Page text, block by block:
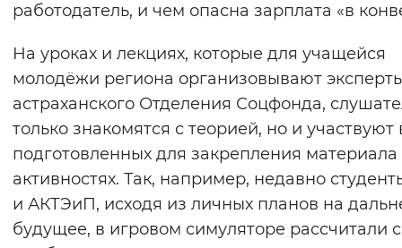
работодатель, и чем опасна зарплата «в
На уроках и лекциях, которые для учащейся
молодёжи региона организовывают
астраханского Отделения Соцфонда,
только знакомятся с теорией, но и участвуют
подготовленных для закрепления материала
активностях. Так, например, недавно
и АКТЭиП, исходя из личных планов на
будущее, в игровом симуляторе рассчитали